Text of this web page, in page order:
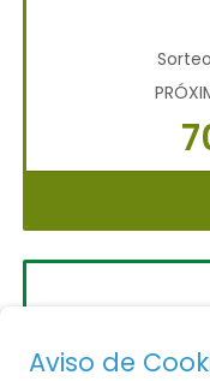
Aviso de